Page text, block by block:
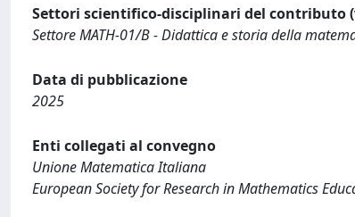
Settori scientifico-disciplinari del contributo
Settore MATH-01/B - Didattica e storia della
Data di pubblicazione
2025
Enti collegati al convegno
Unione Matematica Italiana
European Society for Research in Mathematics